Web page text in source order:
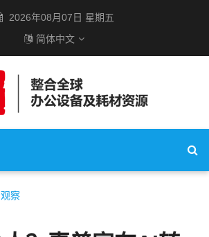
2026年08月07日 星期五
简体中文
察